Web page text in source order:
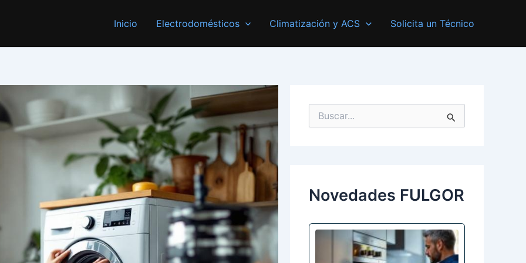
Inicio Electrodomésticos Climatización y ACS Solicita un Técnico
o
rNovedades FULGOR